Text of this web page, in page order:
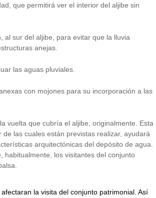
que permitirá ver el interior del aljibe sin
al sur del aljibe, para evitar que la lluvia
anejas.
las aguas pluviales.
con mojones para su incorporación a las
vuelta que cubría el aljibe, originalmente. Esta
las cuales están previstas realizar, ayudará
arquitectónicas del depósito de agua.
habitualmente, los visitantes del conjunto
la visita del conjunto patrimonial. Así